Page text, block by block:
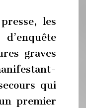
les
graves
qui
premier